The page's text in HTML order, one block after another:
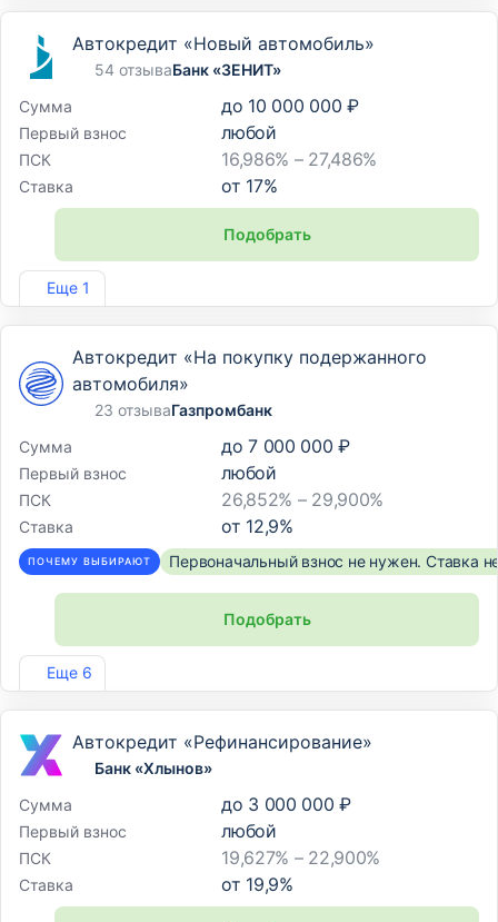
Еще 1
Автокредит «Новый автомобиль»
54 отзываБанк «ЗЕНИТ»
Сумма
до 10 000 000 ₽
Первый взнос любой
ПСК 16,986% – 27,486%
Ставка от 17%
Подобрать
Лиц. №3255
Еще 6
Автокредит «На покупку подержанного
автомобиля»
23 отзываГазпромбанк
Сумма
до 7 000 000 ₽
Первый взнос любой
ПСК 26,852% – 29,900%
Ставка от 12,9%
ПОЧЕМУ ВЫБИРАЮТ Первоначальный взнос не нужен. Ставка
Подобрать
Лиц. №354
Автокредит «Рефинансирование»
Банк «Хлынов»
Сумма
до 3 000 000 ₽
Первый взнос любой
ПСК 19,627% – 22,900%
Ставка от 19,9%